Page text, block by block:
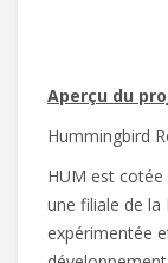
Aperçu du
Hummingbird
HUM est cotée
une filiale de
expérimentée